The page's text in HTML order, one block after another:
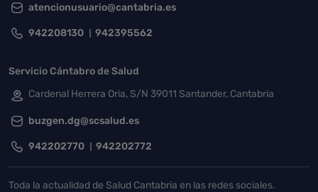
atencionusuario@cantabria.es
942208130 942395562
Servicio Cántabro de Salud
Cardenal Herrera Oria, S/N 39011 Santander, Cantabria
buzgen.dg@scsalud.es
942202770 942202772
Toda la actualidad de Salud Cantabria en las redes sociales.